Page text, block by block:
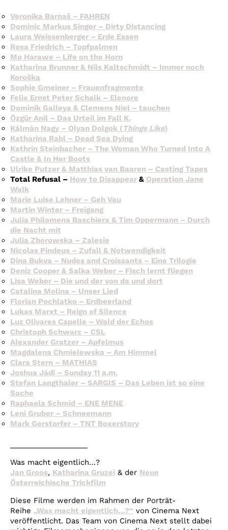
Veronika Barnaš – FAHREN
Dominic Markus Singer – Dirty Distancing
Laura Weissenberger – Erde Essen
Rosa Friedrich – Topfpalmen
Mo Harawe – Life on the Horn
Katharina Brunner & Nils Kaltschmidt – Immer noch
Koroška
Sophie Gmeiner – Frauenfragmente
Felix Ernst Peter Schalk – Elenore
Dominik Galleya & Clemens Niel – tauchen
Özgür Anil – Das Urteil im Fall K.
Kálmán Nagy – Olyan Dolgok (Things Like)
Katharina Rabl – Dead Sea Dying
Kathrin Steinbacher – The Woman Who Turned Into A
Castle & In Her Boots
Ulrike Putzer & Matthias van Baaren – Casting Tapes
Total Refusal – How to Disappear & Operation Jane
Walk
Marie Luise Lehner – Geh Vau
Martin Winter – Freigang
Julia Philomena Baschiera & Tim Oppermann – Durch
die Nacht mit
Julia Zborowska – Zalesie
Nicolas Pindeus – Zufall & Notwendigkeit
Dina Bukva – Nudes and Croissants – Eine Trilogie
Deniz Cooper & Salka Weber – Fisch lernt fliegen
Lisa Weber – Die und der von da und dort
Catalina Molina – Unser Lied
Florian Pochlatko – Erdbeerland
Lukas Marxt – Reign of Silence
Luz Olivares Capelle – Wald der Echos
Christoph Schwarz – CSL
Alexander Gratzer – Apfelmus
Magdalena Chmielewska – Am Himmel
Clara Stern – MATHIAS
Joshua Jádi – Sunday 11 a.m.
Stefan Langthaler – SARGIS – Das Leben ist so eine
Sache
Raphaela Schmid – ENE MENE
Leni Gruber – Schneemann
Mark Gerstorfer – TNT Boxerstory
Was macht eigentlich…?
Jan Groos, Katharina Gruzei & der Neue
Österreichische Trickfilm
Diese Filme werden im Rahmen der Porträt-
Reihe „Was macht eigentlich…?“ von Cinema Next
veröffentlicht. Das Team von Cinema Next stellt dabei